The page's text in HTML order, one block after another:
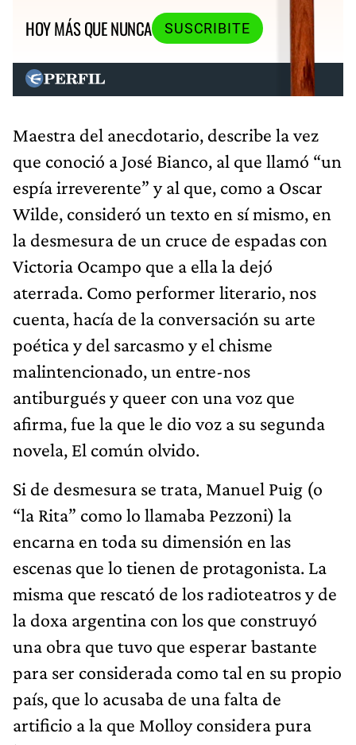
HOY MÁS QUE NUNCA
SUSCRIBITE
Maestra del anecdotario, describe la vez
que conoció a José Bianco, al que llamó “un
espía irreverente” y al que, como a Oscar
Wilde, consideró un texto en sí mismo, en
la desmesura de un cruce de espadas con
Victoria Ocampo que a ella la dejó
aterrada. Como performer literario, nos
cuenta, hacía de la conversación su arte
poética y del sarcasmo y el chisme
malintencionado, un entre-nos
antiburgués y queer con una voz que
afirma, fue la que le dio voz a su segunda
novela, El común olvido.
Si de desmesura se trata, Manuel Puig (o
“la Rita” como lo llamaba Pezzoni) la
encarna en toda su dimensión en las
escenas que lo tienen de protagonista. La
misma que rescató de los radioteatros y de
la doxa argentina con los que construyó
una obra que tuvo que esperar bastante
para ser considerada como tal en su propio
país, que lo acusaba de una falta de
artificio a la que Molloy considera pura